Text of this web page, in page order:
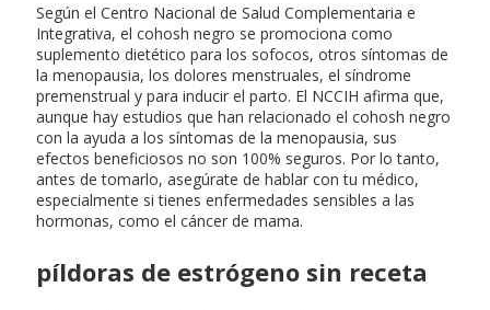
Según el Centro Nacional de Salud Complementaria e
Integrativa, el cohosh negro se promociona como
suplemento dietético para los sofocos, otros síntomas de
la menopausia, los dolores menstruales, el síndrome
premenstrual y para inducir el parto. El NCCIH afirma que,
aunque hay estudios que han relacionado el cohosh negro
con la ayuda a los síntomas de la menopausia, sus
efectos beneficiosos no son 100% seguros. Por lo tanto,
antes de tomarlo, asegúrate de hablar con tu médico,
especialmente si tienes enfermedades sensibles a las
hormonas, como el cáncer de mama.
píldoras de estrógeno sin receta